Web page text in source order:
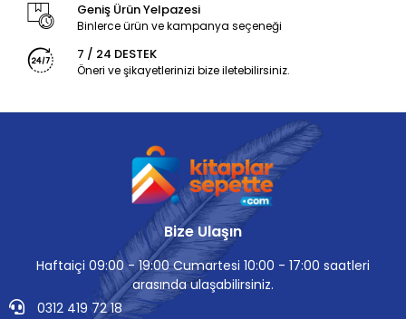
Geniş Ürün Yelpazesi
Binlerce ürün ve kampanya seçeneği
7 / 24 DESTEK
Öneri ve şikayetlerinizi bize iletebilirsiniz.
Bize Ulaşın
Haftaiçi 09:00 - 19:00 Cumartesi 10:00 - 17:00 saatleri
arasında ulaşabilirsiniz.
0312 419 72 18